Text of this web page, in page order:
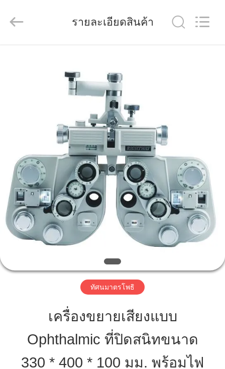
เกี่ยว
กับ
เรา
ทัวร์
โรงงาน
คุณภาพ
Trade
SCM
Rights
รายละเอียดสินค้า
ทัศนมาตรโพธิ
เครื่องขยายเสียงแบบ
Ophthalmic ที่ปิดสนิทขนาด
330 * 400 * 100 มม. พร้อมไฟ